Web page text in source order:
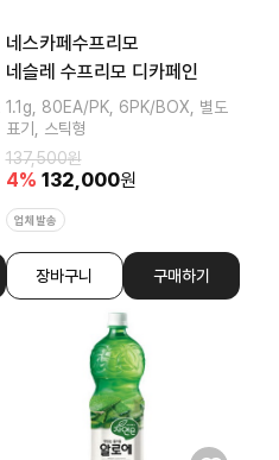
네스카페수프리모
네슬레 수프리모 디카페인
1.1g, 80EA/PK, 6PK/BOX, 별도
표기, 스틱형
137,500원
4% 132,000원
업체발송
장바구니 구매하기